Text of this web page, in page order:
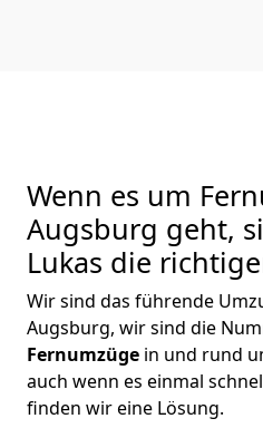
Wenn es um
Augsburg geht,
Lukas die
Wir sind das führende
Augsburg, wir sind die
Fernumzüge in und rund
auch wenn es einmal
finden wir eine Lösung.